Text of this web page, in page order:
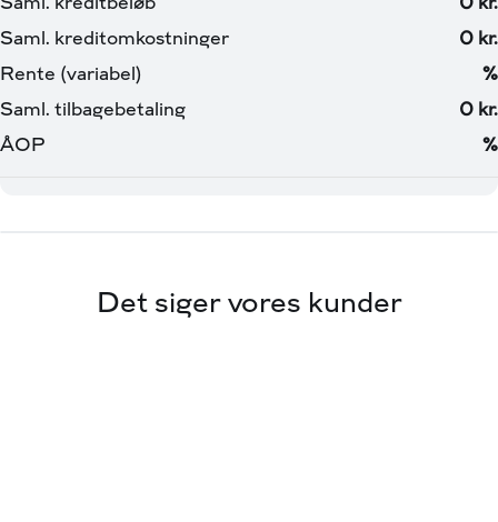
Salgsafdelingen holder åbent:
Mandag - Fredag kl. 09.00 - 17.30
Søndag kl 11.00 - 16.00
📞64 41 71 14 💻 www.viabiler.dk 📧 2210fm@viabiler.dk
📍 Mandal Alle 15, 5500 Middelfart 🚗 Via Biler – Toyota
Middelfart
Det siger vores kunder